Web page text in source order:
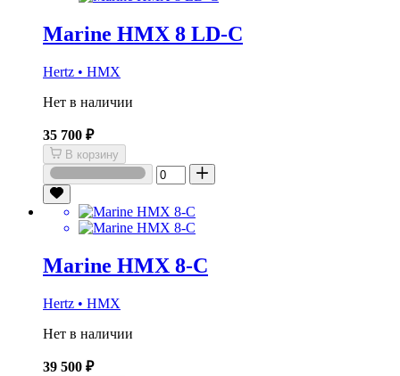
Marine HMX 8 LD-C
Hertz • HMX
Нет в наличии
35 700 ₽
В корзину
Marine HMX 8-C
Hertz • HMX
Нет в наличии
39 500 ₽